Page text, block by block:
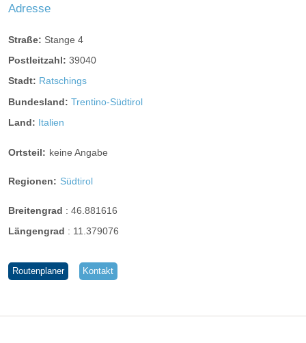
Adresse
Straße: Stange 4
Postleitzahl: 39040
Stadt: Ratschings
Bundesland: Trentino-Südtirol
Land: Italien
Ortsteil: keine Angabe
Regionen: Südtirol
Breitengrad : 46.881616
Längengrad : 11.379076
Routenplaner Kontakt